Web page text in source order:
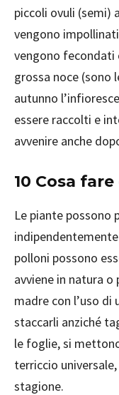
piccoli ovuli (semi)
vengono
vengono fecondati
grossa noce (sono
autunno
essere raccolti e
avvenire anche
10 Cosa
Le piante possono
polloni possono
avviene in natura
madre con l’uso
staccarli anziché
le foglie, si
terriccio
stagione.